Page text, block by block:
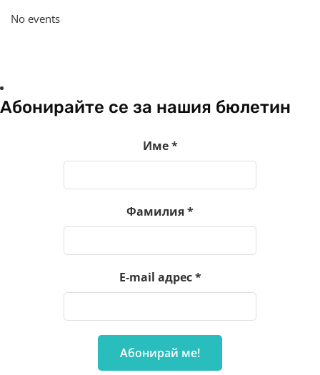
No events
Абонирайте се за нашия бюлетин
Име*
Фамилия*
E-mail адрес*